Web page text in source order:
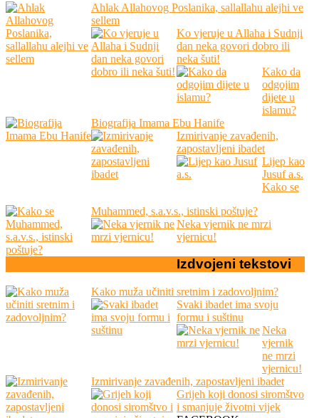
Ahlak Allahovog Poslanika, sallallahu alejhi ve
sellem
Ko vjeruje u Allaha i Sudnji
dan neka govori dobro ili
neka šuti!
Kako da
odgojim
dijete u
islamu?
Biografija Imama Ebu Hanife
Izmirivanje zavađenih,
zapostavljeni ibadet
Lijep kao
Jusuf a.s.
Kako se
Muhammed, s.a.v.s., istinski poštuje?
Neka vjernik ne mrzi
vjernicu!
Izdvojeni tekstovi
Kako muža učiniti sretnim i zadovoljnim?
Svaki ibadet ima svoju
formu i suštinu
Neka
vjernik
ne mrzi
vjernicu!
Izmirivanje zavađenih, zapostavljeni ibadet
Grijeh koji donosi siromštvo
i smanjuje životni vijek